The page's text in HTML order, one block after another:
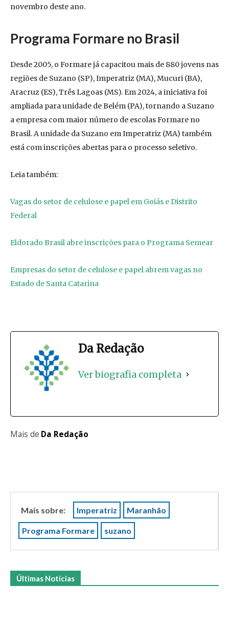
novembro deste ano.
Programa Formare no Brasil
Desde 2005, o Formare já capacitou mais de 880 jovens nas
regiões de Suzano (SP), Imperatriz (MA), Mucuri (BA),
Aracruz (ES), Três Lagoas (MS). Em 2024, a iniciativa foi
ampliada para unidade de Belém (PA), tornando a Suzano
a empresa com maior número de escolas Formare no
Brasil. A unidade da Suzano em Imperatriz (MA) também
está com inscrições abertas para o processo seletivo.
Leia também:
Vagas do setor de celulose e papel em Goiás e Distrito
Federal
Eldorado Brasil abre inscrições para o Programa Semear
Empresas do setor de celulose e papel abrem vagas no
Estado de Santa Catarina
Da Redação
Ver biografia completa
Mais de Da Redação
Mais sobre: Imperatriz Maranhão
Programa Formare suzano
Últimas Notícias